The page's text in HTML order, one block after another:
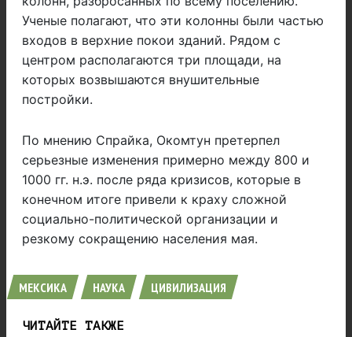
Ученые полагают, что эти колонны были частью
входов в верхние покои зданий. Рядом с
центром располагаются три площади, на
которых возвышаются внушительные
постройки.
По мнению Спрайка, Окомтун претерпел
серьезные изменения примерно между 800 и
1000 гг. н.э. после ряда кризисов, которые в
конечном итоге привели к краху сложной
социально-политической организации и
резкому сокращению населения мая.
МЕКСИКА НАУКА ЦИВИЛИЗАЦИЯ
ЧИТАЙТЕ ТАКЖЕ